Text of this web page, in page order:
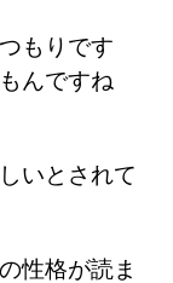
もりです
んですね
いとされて
性格が読ま